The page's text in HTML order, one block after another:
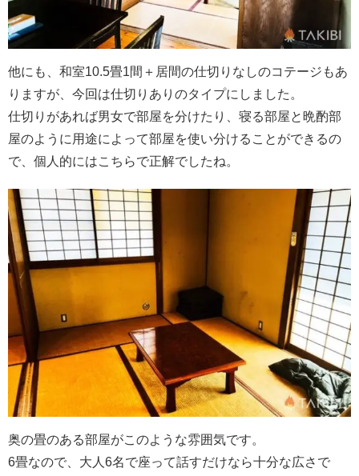
他にも、和室10.5畳1間＋居間の仕切りなしのコテージもあ
りますが、今回は仕切りありのタイプにしました。
仕切りがあれば男女で部屋を分けたり、寝る部屋と晩酌部
屋のように用途によって部屋を使い分けることができるの
で、個人的にはこちらで正解でしたね。
奥の畳のある部屋がこのような雰囲気です。
6畳なので、大人6名で座って話すだけなら十分な広さで